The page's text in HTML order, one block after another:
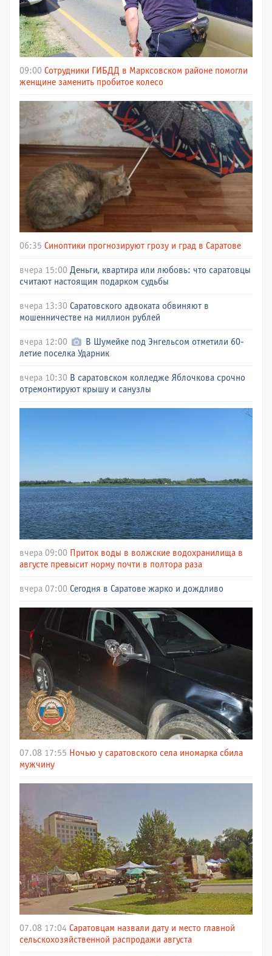
09:00 Сотрудники ГИБДД в Марксовском районе помогли
женщине заменить пробитое колесо
06:35 Синоптики прогнозируют грозу и град в Саратове
вчера 15:00 Деньги, квартира или любовь: что саратовцы
считают настоящим подарком судьбы
вчера 13:30 Саратовского адвоката обвиняют в
мошенничестве на миллион рублей
вчера 12:00
В Шумейке под Энгельсом отметили 60-
летие поселка Ударник
вчера 10:30 В саратовском колледже Яблочкова срочно
отремонтируют крышу и санузлы
вчера 09:00 Приток воды в волжские водохранилища в
августе превысит норму почти в полтора раза
вчера 07:00 Сегодня в Саратове жарко и дождливо
07.08 17:55 Ночью у саратовского села иномарка сбила
мужчину
07.08 17:04 Саратовцам назвали дату и место главной
сельскохозяйственной распродажи августа